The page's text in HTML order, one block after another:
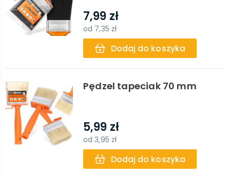
7,99 zł
od 7,35 zł
Dodaj do koszyka
Pędzel tapeciak 70 mm
5,99 zł
od3,95 zł
Dodaj do koszyka